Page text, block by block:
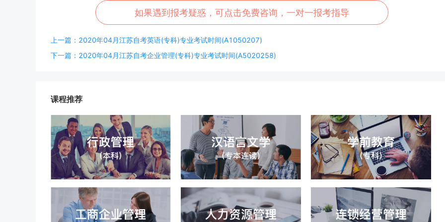
如果遇到报考疑惑，可点击免费咨询，一对一报考指导
上一篇：2020年04月江苏自考英语(专科)专业考试时间(A1050207)
下一篇：2020年04月江苏自考企业管理(专科)专业考试时间(A5020258)
课程推荐